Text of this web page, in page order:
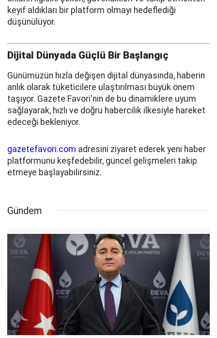
keyif aldıkları bir platform olmayı hedeflediği
düşünülüyor.
Dijital Dünyada Güçlü Bir Başlangıç
Günümüzün hızla değişen dijital dünyasında, haberin
anlık olarak tüketicilere ulaştırılması büyük önem
taşıyor. Gazete Favori'nin de bu dinamiklere uyum
sağlayarak, hızlı ve doğru habercilik ilkesiyle hareket
edeceği bekleniyor.
gazetefavori.com adresini ziyaret ederek yeni haber
platformunu keşfedebilir, güncel gelişmeleri takip
etmeye başlayabilirsiniz.
Gündem